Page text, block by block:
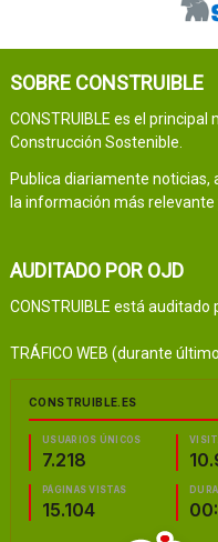
SOBRE CONSTRUIBLE
CONSTRUIBLE es el
Construcción Sostenible.
Publica diariamente noticias,
la información más
AUDITADO POR OJD
CONSTRUIBLE está auditado
TRÁFICO WEB (durante